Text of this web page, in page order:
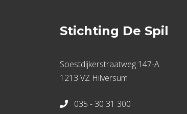
Stichting De Spil
Soestdijkerstraatweg 147-A
1213 VZ Hilversum
035 - 30 31 300